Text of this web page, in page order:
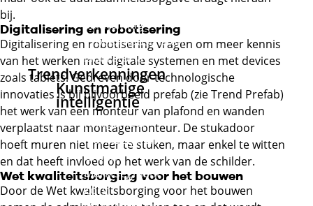
gespecialiseerde
aanneming
Procesindustrie en
laboratoria
Trendverkenningen
Kunstmatige
intelligentie
KI Algemeen
Marktsegment
Groen
Marktsegment
Zorg
bij.
Digitalisering en robotisering
Digitalisering en robotisering vragen om meer kennis
van het werken met digitale systemen en met devices
zoals tablets. Gedreven door technologische
innovaties is bij bijvoorbeeld prefab (zie Trend Prefab)
het werk van een monteur van plafond en wanden
verplaatst naar montagemonteur. De stukadoor
hoeft muren niet meer te stuken, maar enkel te witten
en dat heeft invloed op het werk van de schilder.
Wet kwaliteitsborging voor het bouwen
Door de Wet kwaliteitsborging voor het bouwen